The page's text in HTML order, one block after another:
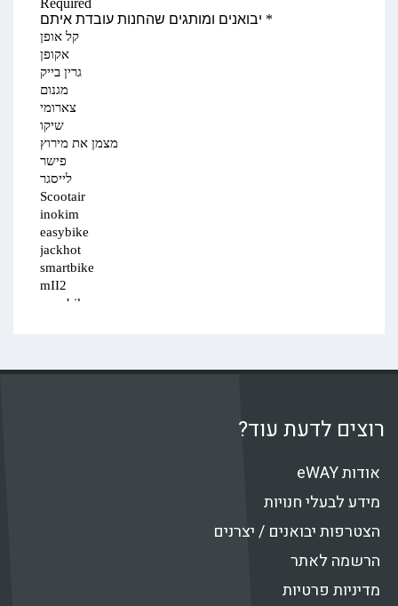
רוצים לדעת עוד?
אודות eWAY
מידע לבעלי חנויות
הצטרפות יבואנים / יצרנים
הרשמה לאתר
מדיניות פרטיות